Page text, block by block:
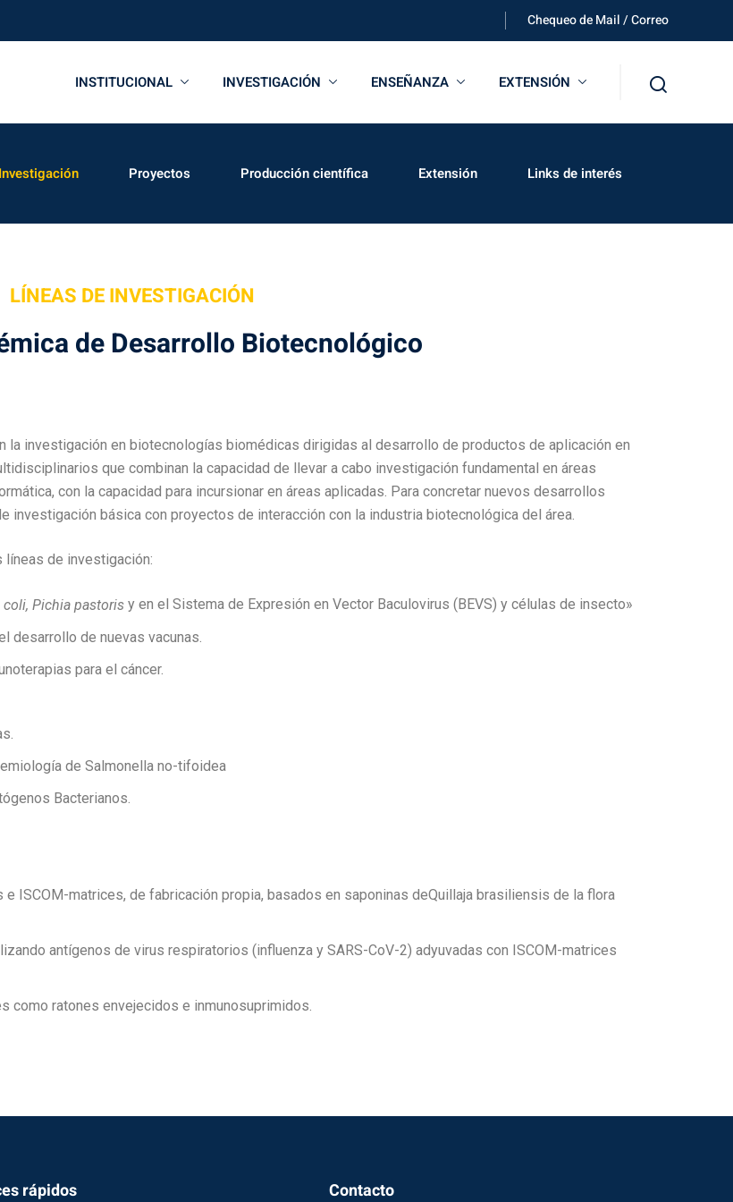
Chequeo de Mail / Correo
INSTITUCIONAL INVESTIGACIÓN ENSEÑANZA EXTENSIÓN
Proyectos Producción científica Extensión Links de interés
LÍNEAS DE INVESTIGACIÓN
de Desarrollo Biotecnológico
la investigación en biotecnologías biomédicas dirigidas al desarrollo de productos de aplicación en
que combinan la capacidad de llevar a cabo investigación fundamental en áreas
con la capacidad para incursionar en áreas aplicadas. Para concretar nuevos desarrollos
investigación básica con proyectos de interacción con la industria biotecnológica del área.
de investigación:
coli, Pichia pastoris y en el Sistema de Expresión en Vector Baculovirus (BEVS) y células de insecto»
desarrollo de nuevas vacunas.
para el cáncer.
de Salmonella no-tifoidea
Bacterianos.
ISCOM-matrices, de fabricación propia, basados en saponinas deQuillaja brasiliensis de la flora
antígenos de virus respiratorios (influenza y SARS-CoV-2) adyuvadas con ISCOM-matrices
como ratones envejecidos e inmunosuprimidos.
rápidos Contacto